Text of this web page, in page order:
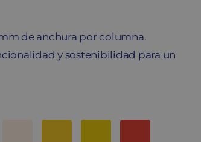
de anchura por columna.
y sostenibilidad para un